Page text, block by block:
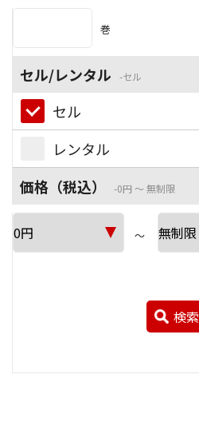
巻
セル/レンタル セル
セル
レンタル
価格（税込）
0円 ～ 無制限
～
検索